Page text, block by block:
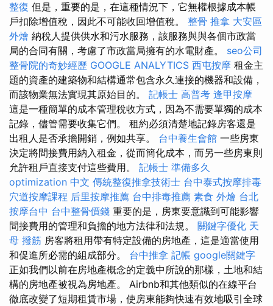
整復 但是，重要的是，在這種情況下，它無權根據成本帳
戶扣除增值稅，因此不可能收回增值稅。 整骨 推拿 大安區
外燴 納稅人提供供水和污水服務，該服務與與各個市政當
局的合同有關，考慮了市政當局擁有的水電財產。 seo公司
整骨院的奇妙經歷 GOOGLE ANALYTICS 西屯按摩 租金主
題的資產的建築物和結構通常包含永久連接的機器和設備，
而該物業無法實現其原始目的。 記帳士 高普考 逢甲按摩
這是一種簡單的成本管理稅收方式，因為不需要單獨的成本
記錄，儘管需要收集它們。 租約必須清楚地記錄房客還是
出租人是否承擔開銷，例如共享。 台中養生會館 一些房東
決定將間接費用納入租金，從而簡化成本，而另一些房東則
允許租戶直接支付這些費用。 記帳士 準備多久
optimization 中文 傳統整復推拿技術士 台中泰式按摩排毒
穴道按摩課程 后里按摩推薦 台中排毒推薦 素食 外燴 台北
按摩台中 台中整骨價錢 重要的是，房東要意識到可能影響
間接費用的管理和負擔的地方法律和法規。 關鍵字優化 天
母 撥筋 房客將租用帶有特定設備的房地產，這是適當使用
和促進所必需的組成部分。 台中推拿 記帳 google關鍵字
正如我們以前在房地產概念的定義中所說的那樣，土地和結
構的房地產被視為房地產。 Airbnb和其他類似的在線平台
徹底改變了短期租賃市場，使房東能夠快速有效地吸引全球